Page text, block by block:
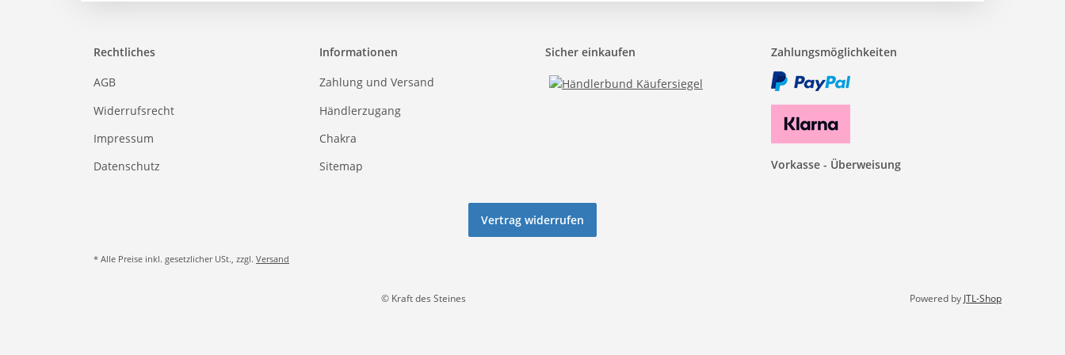
Rechtliches
AGB
Widerrufsrecht
Impressum
Datenschutz
Informationen
Zahlung und Versand
Händlerzugang
Chakra
Sitemap
Sicher einkaufen Zahlungsmöglichkeiten
Vorkasse - Überweisung
Vertrag widerrufen
* Alle Preise inkl. gesetzlicher USt., zzgl. Versand
© Kraft des Steines Powered by JTL-Shop